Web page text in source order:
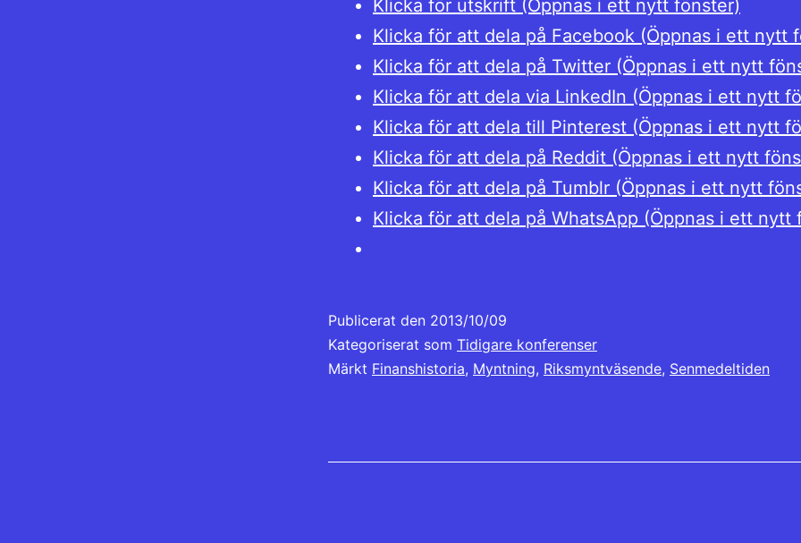
Klicka för utskrift (Öppnas i ett nytt fönster)
Klicka för att dela på Facebook (Öppnas i ett nytt
Klicka för att dela på Twitter (Öppnas i ett nytt
Klicka för att dela via LinkedIn (Öppnas i ett nytt
Klicka för att dela till Pinterest (Öppnas i ett nytt
Klicka för att dela på Reddit (Öppnas i ett nytt
Klicka för att dela på Tumblr (Öppnas i ett nytt
Klicka för att dela på WhatsApp (Öppnas i ett nytt
Publicerat den 2013/10/09
Kategoriserat som Tidigare konferenser
Märkt Finanshistoria, Myntning, Riksmyntväsende, Senmedeltiden